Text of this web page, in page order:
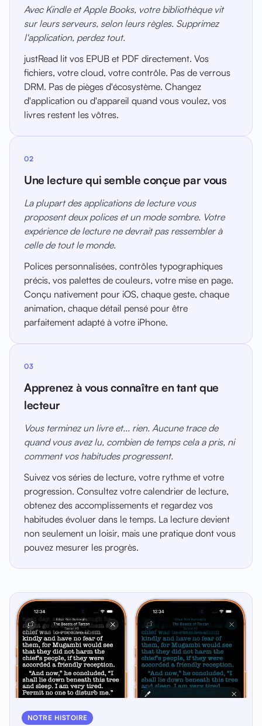
Avec Kindle et Apple Books, votre bibliothèque vit
sur leurs serveurs, selon leurs règles. Supprimez
l'application, perdez tout.
justRead lit vos EPUB et PDF directement. Vos
fichiers, votre cloud, votre contrôle. Pas de verrous
DRM. Pas de pièges d'écosystème. Changez
d'application ou d'appareil quand vous voulez, vos
livres restent les vôtres.
02
Une lecture qui semble conçue par vous
La plupart des applications de lecture vous
proposent deux polices et un mode sombre. Votre
expérience de lecture ne devrait pas ressembler à
celle de tout le monde.
Polices personnalisées, contrôles typographiques
précis, vos palettes de couleurs, votre mise en page.
Conçu nativement pour iOS, chaque geste, chaque
animation, chaque détail pensé pour être
parfaitement adapté à votre iPhone.
03
Apprenez à vous connaître en tant que
lecteur
Vous terminez un livre et... rien. Aucune trace de
quand vous avez lu, combien de temps cela a pris, ni
comment vos habitudes progressent.
Suivez vos séries de lecture, votre rythme et votre
progression. Consultez votre calendrier de lecture,
obtenez des accomplissements et regardez vos
habitudes évoluer dans le temps. La lecture devient
non seulement un loisir, mais une pratique dont vous
pouvez mesurer les progrès.
NOTRE HISTOIRE